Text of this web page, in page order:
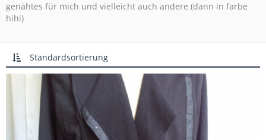
genähtes für mich und vielleicht auch andere (dann in farbe
hihi)
Standardsortierung